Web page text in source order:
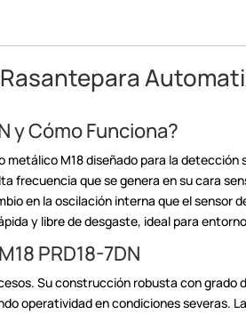
Rasantepara
y CómoFunciona?
metálico M18 diseñado para la
frecuencia que segenera en su cara
en la oscilación interna que el sensor
y libre dedesgaste, ideal para
PRD18-7DN
Su construcción robusta con grado
operatividad en condiciones severas.